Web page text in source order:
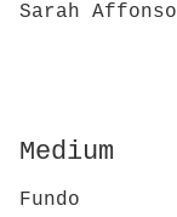
Sarah Affonso
Medium
Fundo